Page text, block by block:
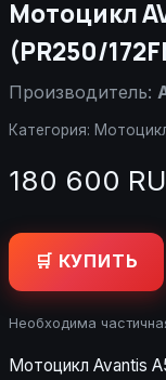
Мотоцикл
(PR250/
Производитель:
Категория:
180 600
🛒 КУПИТЬ
Необходима
Мотоцикл Avantis